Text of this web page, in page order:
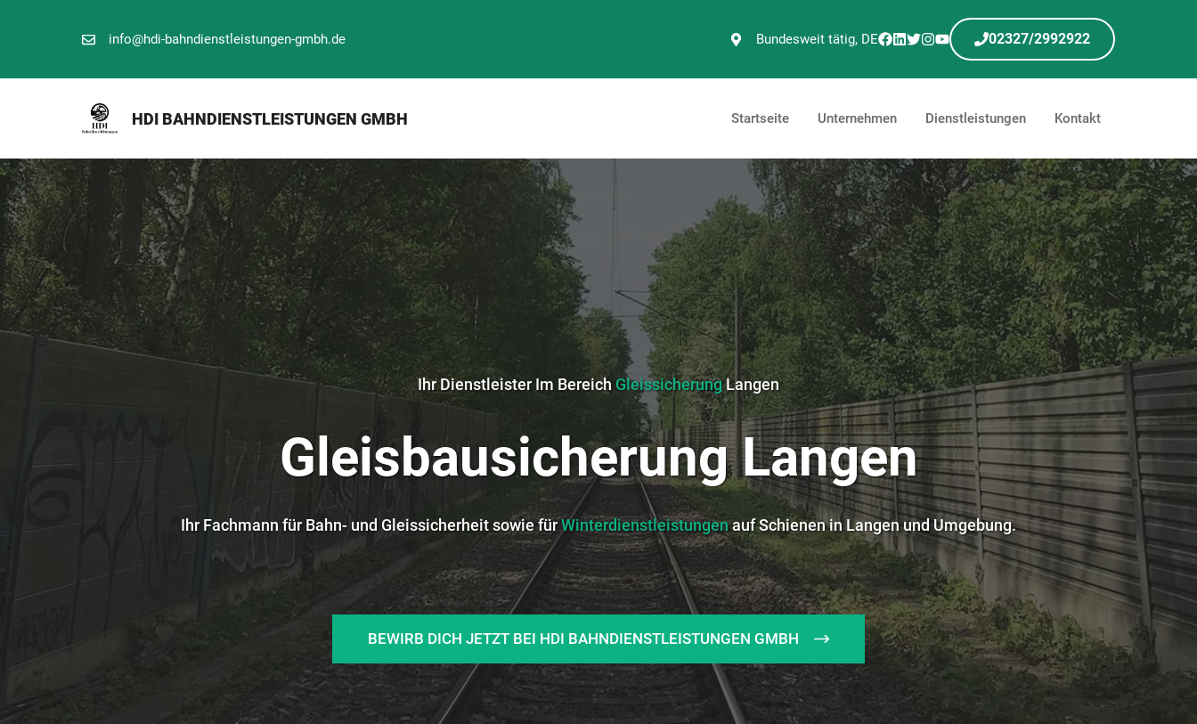
info@hdi-bahndienstleistungen-gmbh.de Bundesweit tätig, DE 02327/2992922
HDI BAHNDIENSTLEISTUNGEN GMBH Startseite Unternehmen Dienstleistungen Kontakt
Ihr Dienstleister Im Bereich GleissicherungLangen
Gleisbausicherung Langen
Ihr Fachmann für Bahn- und Gleissicherheit sowie fürWinterdienstleistungenauf Schienen in Langen und Umgebung.
BEWIRB DICH JETZT BEI HDI BAHNDIENSTLEISTUNGEN GMBH